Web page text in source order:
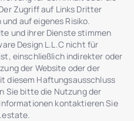
Zugriff auf Links Dritter
auf eigenes Risiko.
und ihrer Dienste stimmen
Design L.L.C nicht für
einschließlich indirekter oder
der Website oder der
diesem Haftungsausschluss
Sie bitte die Nutzung der
kontaktieren Sie
.